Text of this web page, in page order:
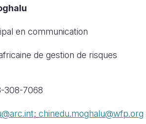
en communication
de gestion de risques
308-7068
; chinedu.moghalu@wfp.org